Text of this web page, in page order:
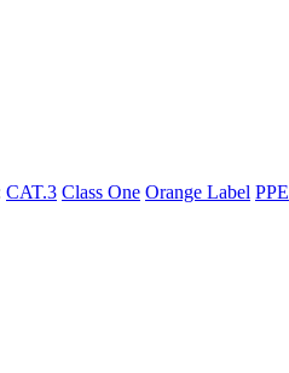
CAT.3 Class One Orange Label PPE